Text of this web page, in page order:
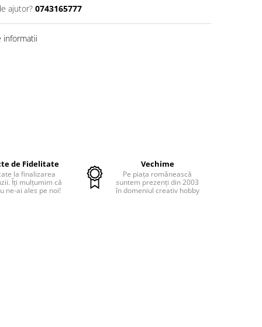
ajutor? 0743165777
informatii
de Fidelitate
la finalizarea
Îți mulțumim că
ne-ai ales pe noi!
Vechime
Pe piața românească
suntem prezenți din 2003
în domeniul creativ hobby